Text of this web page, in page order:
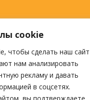
cookie
чтобы сделать наш сайт
нам анализировать
рекламу и давать
в соцсетях.